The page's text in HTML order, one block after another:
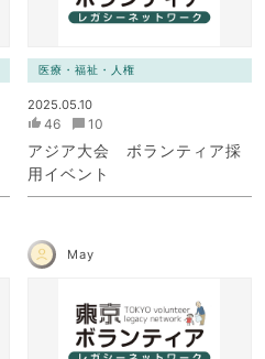
医療・福祉・人権
2025.05.10
46 10
アジア大会 ボランティア採
用イベント
May